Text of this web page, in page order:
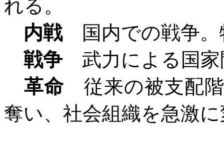
れる。
内戦国内での戦争。
戦争武力による国家
革命 従来の被支配
奪い、社会組織を急激